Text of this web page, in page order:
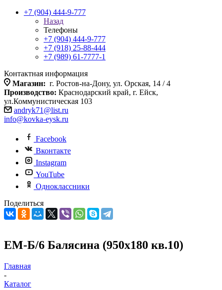
+7 (904) 444-9-777
Назад
Телефоны
+7 (904) 444-9-777
+7 (918) 25-88-444
+7 (989) 61-7777-1
Контактная информация
Магазин: г. Ростов-на-Дону, ул. Орская, 14 / 4
Производство: Краснодарский край, г. Ейск,
ул.Коммунистическая 103
andryk71@list.ru
info@kovka-eysk.ru
Facebook
Вконтакте
Instagram
YouTube
Одноклассники
Поделиться
ЕМ-Б/6 Балясина (950х180 кв.10)
Главная
-
Каталог